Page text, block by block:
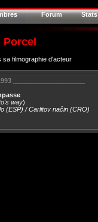
Forum Stats
filmographie d'acteur
____________________
way)
(ESP) / Carlitov način (CRO)